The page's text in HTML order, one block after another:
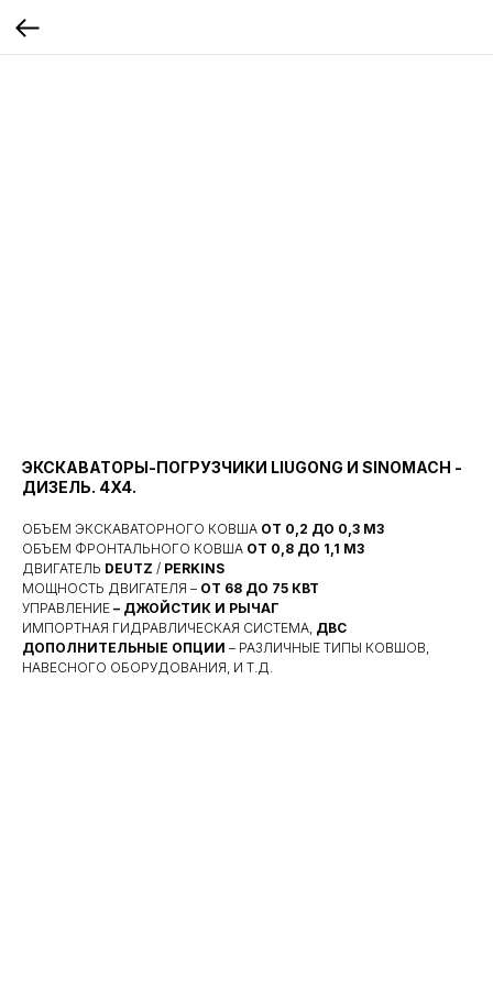
ЭКСКАВАТОРЫ-ПОГРУЗЧИКИ LIUGONG И SINOMACH -
ДИЗЕЛЬ. 4X4.
ОБЪЕМ ЭКСКАВАТОРНОГО КОВША ОТ 0,2 ДО 0,3 М3
ОБЪЕМ ФРОНТАЛЬНОГО КОВША ОТ 0,8 ДО 1,1 М3
ДВИГАТЕЛЬ DEUTZ / PERKINS
МОЩНОСТЬ ДВИГАТЕЛЯ – ОТ 68 ДО 75 КВТ
УПРАВЛЕНИЕ – ДЖОЙСТИК И РЫЧАГ
ИМПОРТНАЯ ГИДРАВЛИЧЕСКАЯ СИСТЕМА, ДВС
ДОПОЛНИТЕЛЬНЫЕ ОПЦИИ – РАЗЛИЧНЫЕ ТИПЫ КОВШОВ,
НАВЕСНОГО ОБОРУДОВАНИЯ, И Т.Д.